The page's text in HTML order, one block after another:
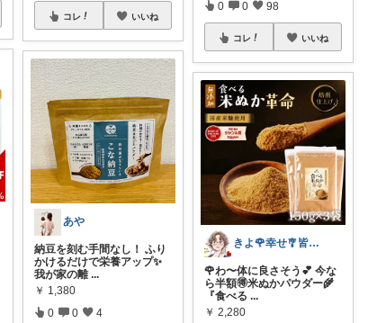
コレ いいね
あや
納豆を刻む手間なし！ ふり
かけるだけで栄養アップ✨
我が家の離 ...
￥ 1,380
0 0 4
0 0 98
コレ いいね
きよ🌹幸せ🎐皆様のお心遣いに感謝💖
🌹わ〜体に良さそう💕 今な
ら半額🉐米ぬかパウダー🌾
『食べる ...
￥ 2,280